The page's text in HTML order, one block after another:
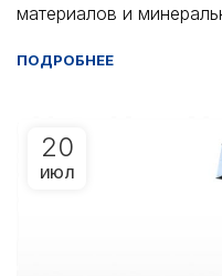
материалов и
ПОДРОБНЕЕ
20
ИЮЛ